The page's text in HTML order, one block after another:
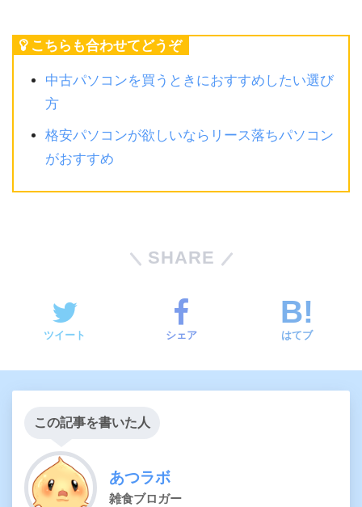
こちらも合わせてどうぞ
中古パソコンを買うときにおすすめしたい選び
方
格安パソコンが欲しいならリース落ちパソコン
がおすすめ
SHARE
ツイート シェア はてブ
この記事を書いた人
あつラボ
雑食ブロガー